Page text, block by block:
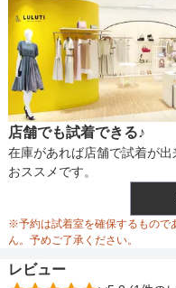
幅
丈
生地の厚さ
裏地
ウエスト調整
店舗でも試着できる♪
在庫があれば店舗で試着が
おススメです。
※予約は試着室を確保するもので
ん。予めご了承ください。
レビュー